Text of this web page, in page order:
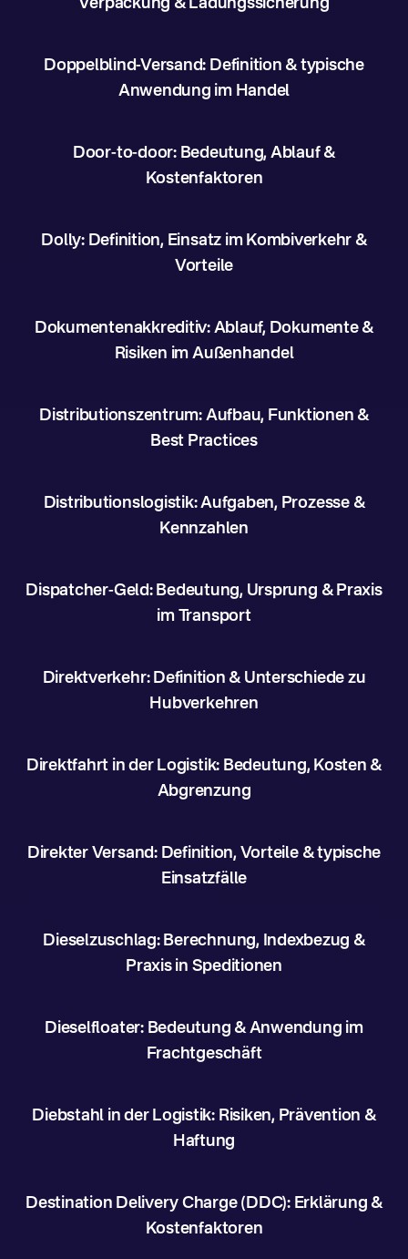
Verpackung & Ladungssicherung
Doppelblind-Versand: Definition & typische
Anwendung im Handel
Door-to-door: Bedeutung, Ablauf &
Kostenfaktoren
Dolly: Definition, Einsatz im Kombiverkehr &
Vorteile
Dokumentenakkreditiv: Ablauf, Dokumente &
Risiken im Außenhandel
Distributionszentrum: Aufbau, Funktionen &
Best Practices
Distributionslogistik: Aufgaben, Prozesse &
Kennzahlen
Dispatcher-Geld: Bedeutung, Ursprung & Praxis
im Transport
Direktverkehr: Definition & Unterschiede zu
Hubverkehren
Direktfahrt in der Logistik: Bedeutung, Kosten &
Abgrenzung
Direkter Versand: Definition, Vorteile & typische
Einsatzfälle
Dieselzuschlag: Berechnung, Indexbezug &
Praxis in Speditionen
Dieselfloater: Bedeutung & Anwendung im
Frachtgeschäft
Diebstahl in der Logistik: Risiken, Prävention &
Haftung
Destination Delivery Charge (DDC): Erklärung &
Kostenfaktoren